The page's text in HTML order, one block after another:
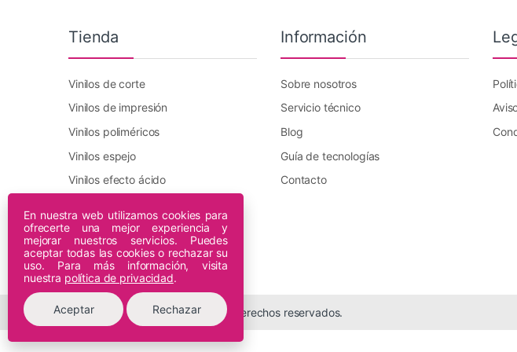
Tienda
Vinilos de corte
Vinilos de impresión
Vinilos poliméricos
Vinilos espejo
Vinilos efecto ácido
Plotters DTF Innuro
Plotters de impresión
Información
Sobre nosotros
Servicio técnico
Blog
Guía de tecnologías
Contacto
© 2026 Espiral Digital - Todos los derechos reservados.
En nuestra web utilizamos cookies para
ofrecerte una mejor experiencia y
mejorar nuestros servicios. Puedes
aceptar todas las cookies o rechazar su
uso. Para más información, visita
nuestra política de privacidad.
Aceptar Rechazar